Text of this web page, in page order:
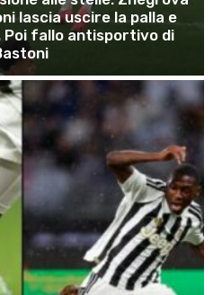
lascia uscire la palla e
Poi fallo antisportivo di